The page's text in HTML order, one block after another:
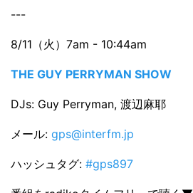
---
8/11（火）7am - 10:44am
THE GUY PERRYMAN SHOW
DJs: Guy Perryman, 渡辺麻耶
メール: gps@interfm.jp
ハッシュタグ: #gps897